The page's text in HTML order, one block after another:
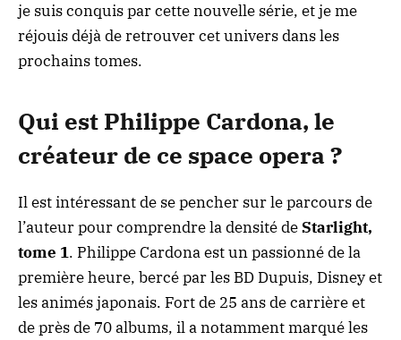
je suis conquis par cette nouvelle série, et je me
réjouis déjà de retrouver cet univers dans les
prochains tomes.
Qui est Philippe Cardona, le
créateur de ce space opera ?
Il est intéressant de se pencher sur le parcours de
l’auteur pour comprendre la densité deStarlight,
tome 1. Philippe Cardona est un passionné de la
première heure, bercé par les BD Dupuis, Disney et
les animés japonais. Fort de 25 ans de carrière et
de près de 70 albums, il a notamment marqué les